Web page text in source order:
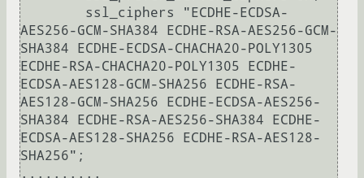
AES256-GCM-SHA384 ECDHE-RSA-AES256-GCM-
SHA384 ECDHE-ECDSA-CHACHA20-POLY1305
ECDHE-RSA-CHACHA20-POLY1305 ECDHE-
ECDSA-AES128-GCM-SHA256 ECDHE-RSA-
AES128-GCM-SHA256 ECDHE-ECDSA-AES256-
SHA384 ECDHE-RSA-AES256-SHA384 ECDHE-
ECDSA-AES128-SHA256 ECDHE-RSA-AES128-
SHA256";